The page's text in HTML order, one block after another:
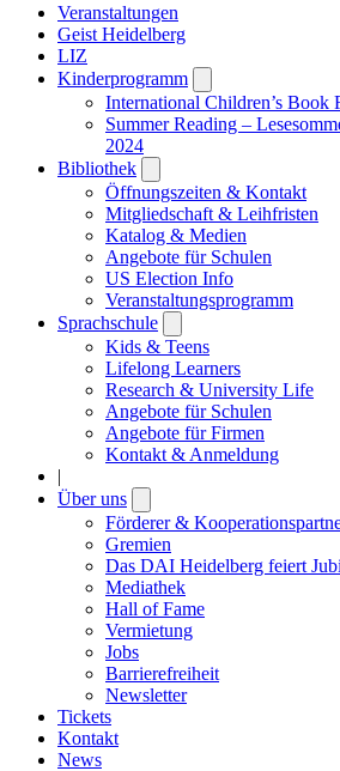
Veranstaltungen
Geist Heidelberg
LIZ
Kinderprogramm
submenu
International Children’s Book
Summer Reading –
2024
Bibliothek
submenu
Öffnungszeiten & Kontakt
Mitgliedschaft & Leihfristen
Katalog & Medien
Angebote für Schulen
US Election Info
Veranstaltungsprogramm
Sprachschule
submenu
Kids & Teens
Lifelong Learners
Research & University Life
Angebote für Schulen
Angebote für Firmen
Kontakt & Anmeldung
|
Über uns
submenu
Förderer &
Gremien
Das DAI Heidelberg feiert
Mediathek
Hall of Fame
Vermietung
Jobs
Barrierefreiheit
Newsletter
Tickets
Kontakt
News